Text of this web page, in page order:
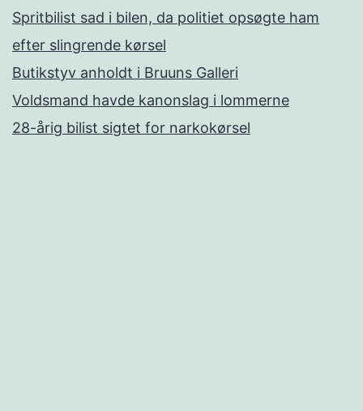
Spritbilist sad i bilen, da politiet opsøgte ham
efter slingrende kørsel
Butikstyv anholdt i Bruuns Galleri
Voldsmand havde kanonslag i lommerne
28-årig bilist sigtet for narkokørsel